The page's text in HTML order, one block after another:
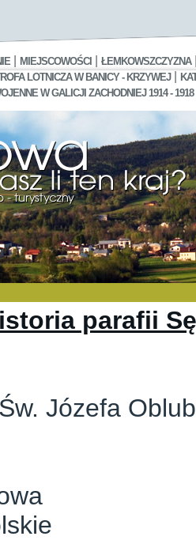
MIEJSCOWOŚCI ŁEMKOWSZCZYZNA
LOTNICZA W BANICY - KRZYWEJ|
W GALICJI ZACHODNIEJ 1914 - 1918
parafii
Józefa